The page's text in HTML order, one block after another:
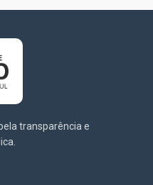
transparência e